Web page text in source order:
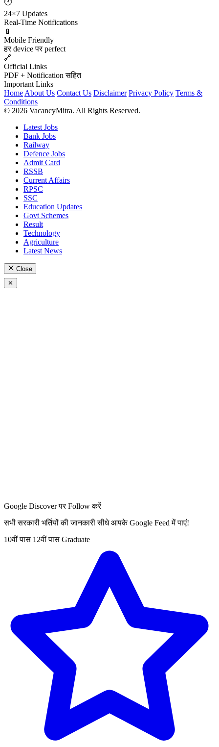
🕐
24×7 Updates
Real-Time Notifications
📱
Mobile Friendly
हर device पर perfect
🔗
Official Links
PDF + Notification सहित
Important Links
Home About Us Contact Us Disclaimer Privacy Policy Terms &
Conditions
© 2026 VacancyMitra. All Rights Reserved.
Latest Jobs
Bank Jobs
Railway
Defence Jobs
Admit Card
RSSB
Current Affairs
RPSC
SSC
Education Updates
Govt Schemes
Result
Technology
Agriculture
Latest News
Close
✕
Google Discover पर Follow करें
सभी सरकारी भर्तियों की जानकारी सीधे आपके Google Feed में पाएं!
10वीं पास 12वीं पास Graduate